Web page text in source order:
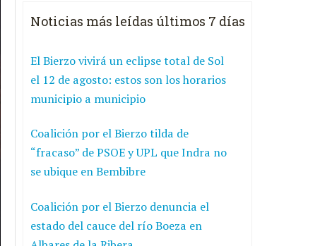
Noticias más leídas últimos 7 días
El Bierzo vivirá un eclipse total de Sol
el 12 de agosto: estos son los horarios
municipio a municipio
Coalición por el Bierzo tilda de
“fracaso” de PSOE y UPL que Indra no
se ubique en Bembibre
Coalición por el Bierzo denuncia el
estado del cauce del río Boeza en